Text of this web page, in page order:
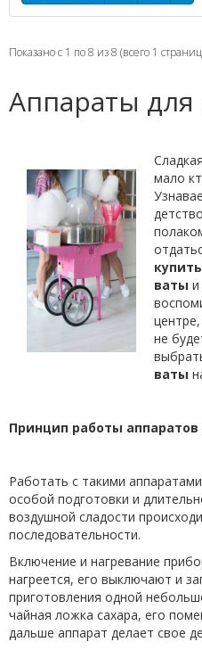
Показано с 1 по 8 из 8 (всего 1
Аппараты для
мало
ваты и
не
ваты
Принцип работы
Работать с такими
особой подготовки и
воздушной сладости
последовательности.
Включение и нагревание
нагреется, его выключают и
приготовления одной
чайная ложка сахара, его
дальше аппарат делает свое